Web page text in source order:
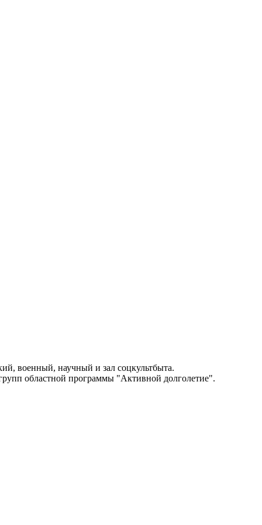
военный, научный и зал соцкультбыта.
областной программы "Активной долголетие".